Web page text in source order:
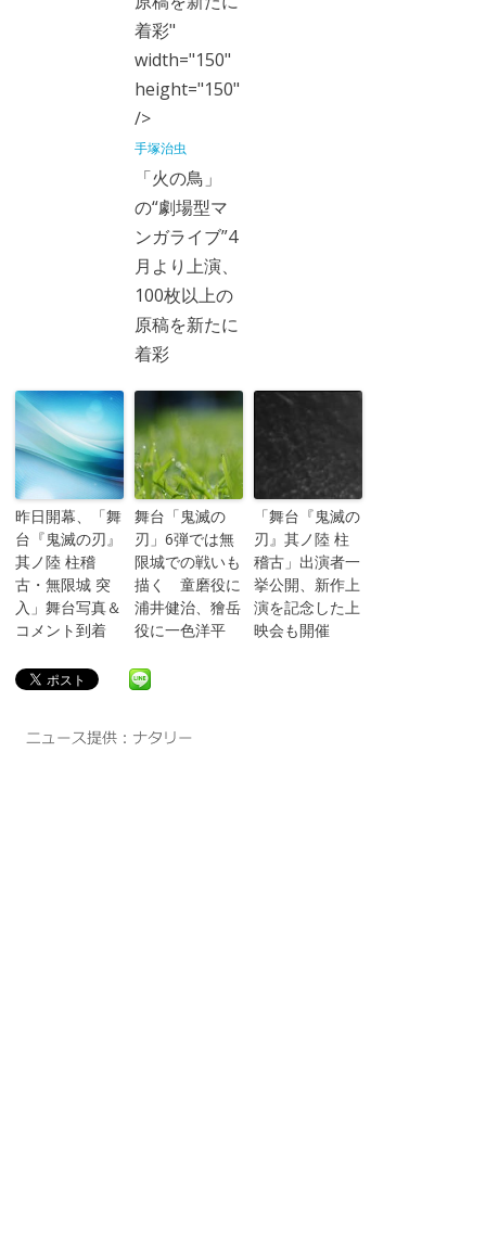
着彩"
width="150"
height="150"
/>
手塚治虫
「火の鳥」
の“劇場型マ
ンガライブ”4
月より上演、
100枚以上の
原稿を新たに
着彩
昨日開幕、「舞
台『鬼滅の刃』
其ノ陸 柱稽
古・無限城 突
入」舞台写真＆
コメント到着
舞台「鬼滅の
刃」6弾では無
限城での戦いも
描く 童磨役に
浦井健治、獪岳
役に一色洋平
「舞台『鬼滅の
刃』其ノ陸 柱
稽古」出演者一
挙公開、新作上
演を記念した上
映会も開催